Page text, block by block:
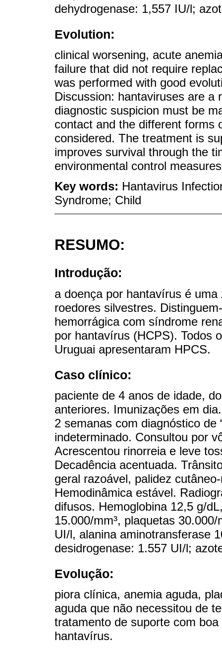
dehydrogenase: 1,557 IU/l;
Evolution:
clinical worsening, acute
failure that did not require
was performed with good
Discussion: hantaviruses are a
diagnostic suspicion must be
contact and the different forms
considered. The treatment is
improves survival through the
environmental control
Key words: Hantavirus
Syndrome; Child
RESUMO:
Introdução:
a doença por hantavírus é
roedores silvestres.
hemorrágica com síndrome
por hantavírus (HCPS). Todos
Uruguai apresentaram HPCS.
Caso clínico:
paciente de 4 anos de idade,
anteriores. Imunizações em
2 semanas com diagnóstico de
indeterminado. Consultou por
Acrescentou rinorreia e leve
Decadência acentuada.
geral razoável, palidez
Hemodinâmica estável.
difusos. Hemoglobina 12,5 g/
15.000/mm³, plaquetas
UI/l, alanina aminotransferase
desidrogenase: 1.557 UI/l;
Evolução:
piora clínica, anemia aguda,
aguda que não necessitou de
tratamento de suporte com
hantavírus.